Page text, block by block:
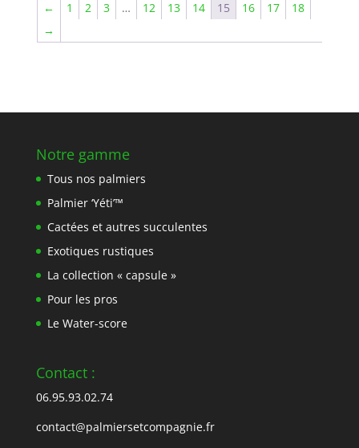
← 1 2 3 … 12 13 14 15 16 17
18
→
Notre gamme
Tous nos palmiers
Palmier ‘Yéti’™
Cactées et autres succulentes
Exotiques rustiques
La collection « capsule »
Pour les pros
Le Water-score
Contact :
06.95.93.02.74
contact@palmiersetcompagnie.fr